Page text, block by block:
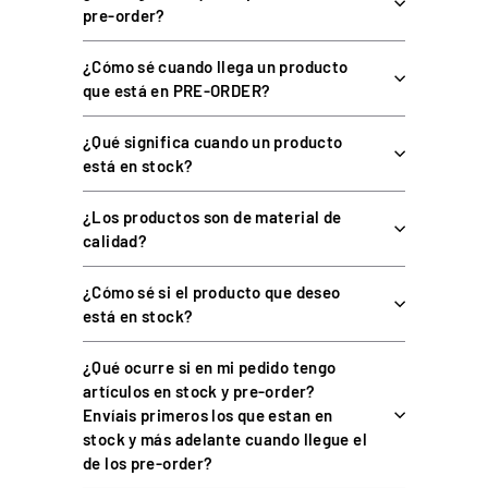
Incluye cinta adhesiva de doble cara (opcional).
El button box no está incluido.
ESPECIFICACIONES TÉCNICAS
CARACTERÍSTICA DETALLE
recubrimiento en polvo
200 x 130 mm
Placas, perfil 40x40, bisagra,
tornillería y cinta adhesiva
Montaje
Perfiles de aluminio con
ranura de 8 mm
Button box
pre-order?
¿Cómo sé cuando llega un producto
que está en PRE-ORDER?
¿Qué significa cuando un producto
está en stock?
¿Los productos son de material de
calidad?
¿Cómo sé si el producto que deseo
está en stock?
¿Qué ocurre si en mi pedido tengo
artículos en stock y pre-order?
Envíais primeros los que estan en
stock y más adelante cuando llegue el
de los pre-order?